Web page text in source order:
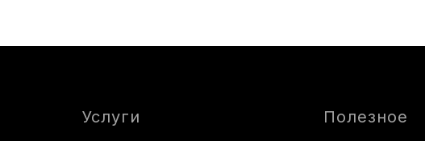
Услуги Полезное